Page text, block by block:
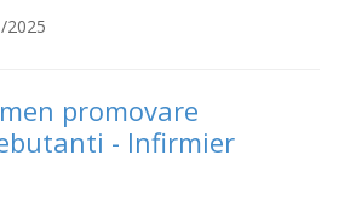
2025
promovare
- Infirmier